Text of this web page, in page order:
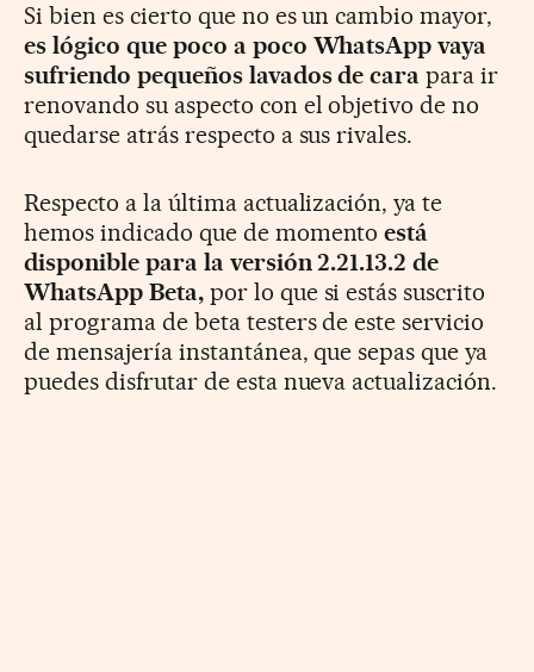
Si bien es cierto que no es un cambio mayor,
es lógico que poco a poco WhatsApp vaya
sufriendo pequeños lavados de cara para ir
renovando su aspecto con el objetivo de no
quedarse atrás respecto a sus rivales.
Respecto a la última actualización, ya te
hemos indicado que de momentoestá
disponible para la versión 2.21.13.2 de
WhatsApp Beta,por lo que si estás suscrito
al programa de beta testers de este servicio
de mensajería instantánea, que sepas que ya
puedes disfrutar de esta nueva actualización.